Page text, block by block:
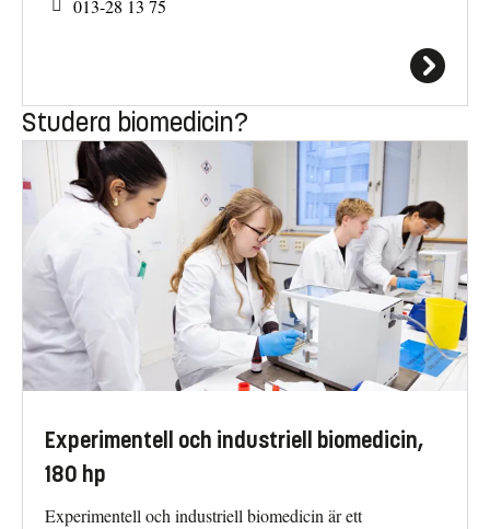
013-28 13 75
Studera biomedicin?
Experimentell och industriell biomedicin,
180 hp
Experimentell och industriell biomedicin är ett